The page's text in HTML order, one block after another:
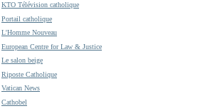
KTO Télévision catholique
Portail catholique
L'Homme Nouveau
European Centre for Law & Justice
Le salon beige
Riposte Catholique
Vatican News
Cathobel